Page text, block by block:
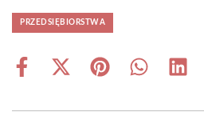
PRZEDSIĘBIORSTWA
Share
Share
(Twitter)
Share Share